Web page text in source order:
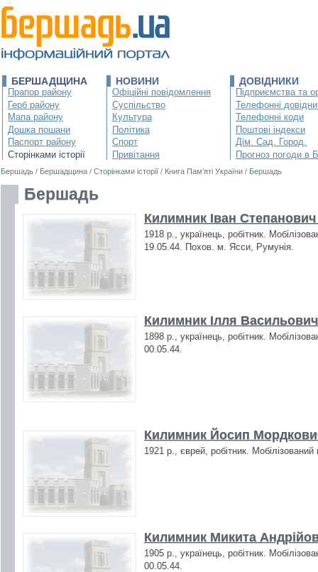
БЕРШАДЩИНА
Прапор району
Герб району
Мапа району
Дошка пошани
Паспорт району
Сторінками історії
НОВИНИ
Офіційні повідомлення
Суспільство
Культура
Політика
Спорт
Привітання
ДОВІДНИКИ
Підприємства та
Телефонні
Телефонні коди
Поштові індекси
Дім. Сад. Город.
Прогноз погоди в
Бершадь / Бершадщина / Сторінками історії / Книга Пам’яті України / Бершадь
Бершадь
Килимник Іван Степанович
1918 р., українець, робітник.
19.05.44. Похов. м. Ясси, Румунія.
Килимник Ілля
1898 р., українець, робітник.
00.05.44.
Килимник Йосип
1921 р., єврей, робітник.
Килимник Микита
1905 р., українець, робітник.
00.05.44.